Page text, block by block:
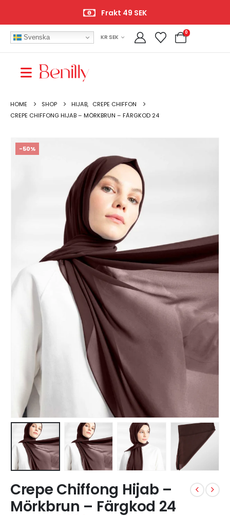
Frakt 49 SEK
Svenska KR SEK
0
HOME SHOP HIJAB, CREPE CHIFFON
CREPE CHIFFONG HIJAB – MÖRKBRUN – FÄRGKOD 24
-50%
Crepe Chiffong Hijab –
Mörkbrun – Färgkod 24